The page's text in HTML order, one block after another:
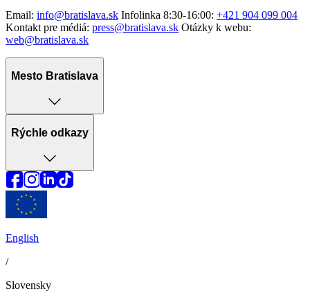
Email: info@bratislava.sk Infolinka 8:30-16:00: +421 904 099 004
Kontakt pre médiá: press@bratislava.sk Otázky k webu:
web@bratislava.sk
Mesto Bratislava
Rýchle odkazy
English
/
Slovensky